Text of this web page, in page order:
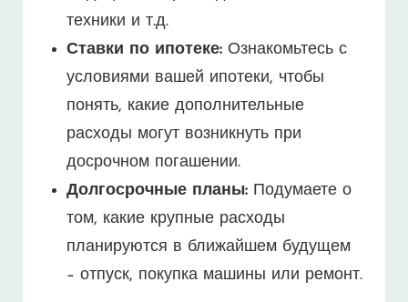
техники и т.д.
Ставки по ипотеке:Ознакомьтесь с
условиями вашей ипотеки, чтобы
понять, какие дополнительные
расходы могут возникнуть при
досрочном погашении.
Долгосрочные планы:Подумаете о
том, какие крупные расходы
планируются в ближайшем будущем
– отпуск, покупка машины или ремонт.